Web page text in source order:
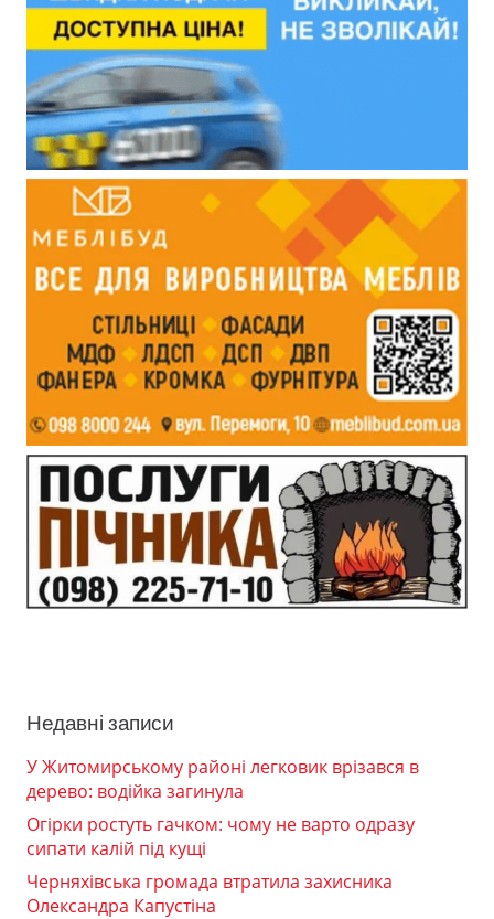
Недавні записи
У Житомирському районі легковик врізався в
дерево: водійка загинула
Огірки ростуть гачком: чому не варто одразу
сипати калій під кущі
Черняхівська громада втратила захисника
Олександра Капустіна